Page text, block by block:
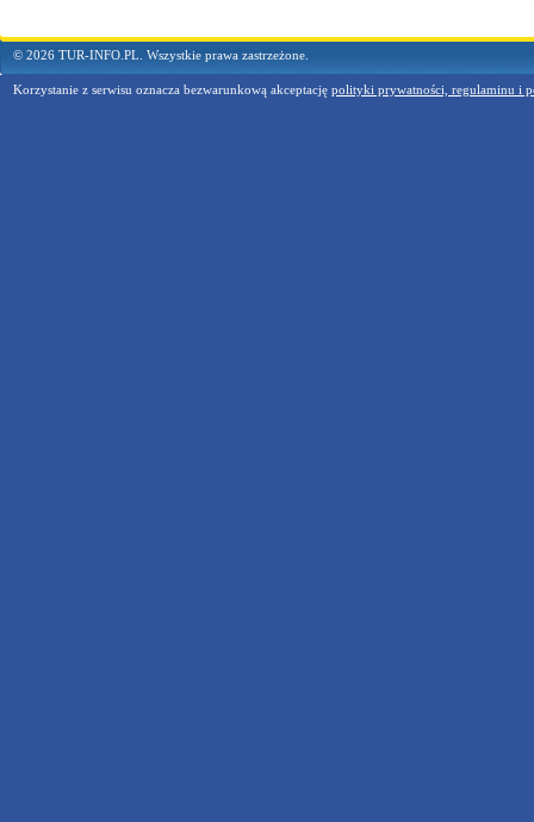
© 2026 TUR-INFO.PL. Wszystkie prawa zastrzeżone.
Korzystanie z serwisu oznacza bezwarunkową akceptację polityki prywatności, regulaminu i